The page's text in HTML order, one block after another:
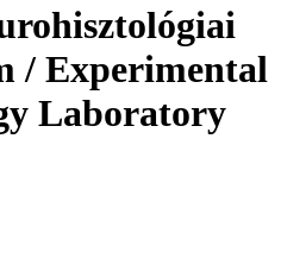
/ Experimental
Laboratory